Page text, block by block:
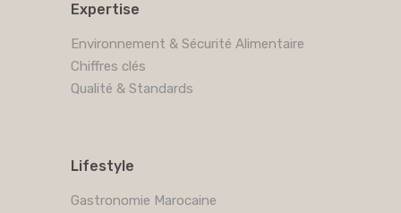
Expertise
Environnement & Sécurité Alimentaire
Chiffres clés
Qualité & Standards
Lifestyle
Gastronomie Marocaine